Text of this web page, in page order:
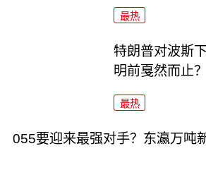
最热
特朗普对波斯
明前戛然而止？
最热
055要迎来最强对手？东瀛万吨